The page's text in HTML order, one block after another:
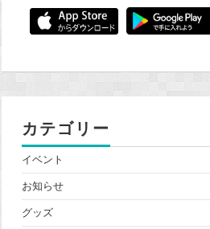
カテゴリー
イベント
お知らせ
グッズ